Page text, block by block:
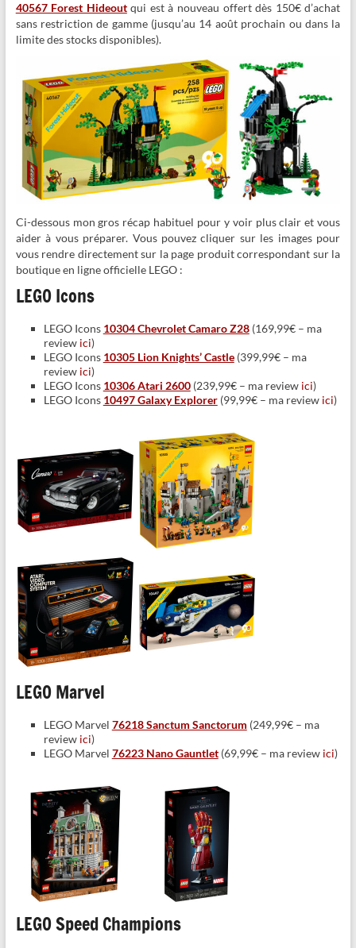
40567 Forest Hideoutqui est à nouveau offert dès 150€ d’achat
sans restriction de gamme (jusqu’au 14 août prochain ou dans la
limite des stocks disponibles).
Ci-dessous mon gros récap habituel pour y voir plus clair et vous
aider à vous préparer. Vous pouvez cliquer sur les images pour
vous rendre directement sur la page produit correspondant sur la
boutique en ligne officielle LEGO :
LEGO Icons
LEGO Icons 10304 Chevrolet Camaro Z28(169,99€ – ma
review ici)
LEGO Icons 10305 Lion Knights’ Castle(399,99€ – ma
review ici)
LEGO Icons 10306 Atari 2600(239,99€ – ma review ici)
LEGO Icons 10497 Galaxy Explorer(99,99€ – ma review ici)
LEGO Marvel
LEGO Marvel 76218 Sanctum Sanctorum (249,99€ – ma
review ici)
LEGO Marvel 76223 Nano Gauntlet(69,99€ – ma review ici)
LEGO Speed Champions